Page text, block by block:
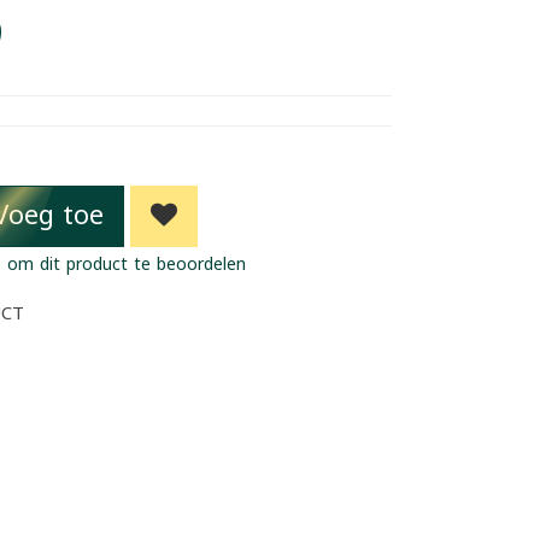
toe
om dit product te beoordelen